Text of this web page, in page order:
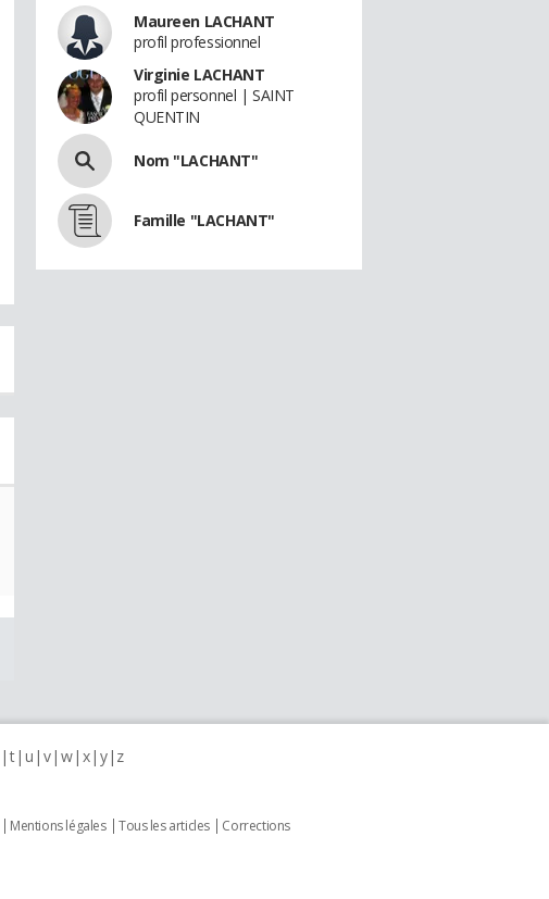
Maureen LACHANT
profil professionnel
Virginie LACHANT
profil personnel | SAINT
QUENTIN
Nom "LACHANT"
Famille "LACHANT"
t u v w x y z
Mentions légales Tous les articles
Corrections